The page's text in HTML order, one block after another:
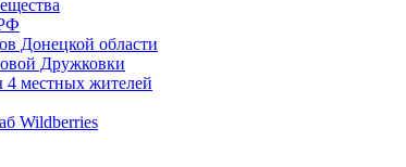
Донецкой области
Дружковки
4 местных жителей
Wildberries